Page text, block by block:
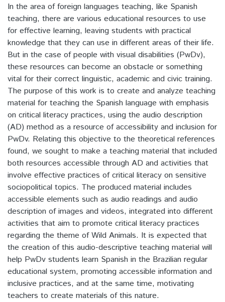
In the area of foreign languages teaching, like Spanish
teaching, there are various educational resources to use
for effective learning, leaving students with practical
knowledge that they can use in different areas of their life.
But in the case of people with visual disabilities (PwDv),
these resources can become an obstacle or something
vital for their correct linguistic, academic and civic training.
The purpose of this work is to create and analyze teaching
material for teaching the Spanish language with emphasis
on critical literacy practices, using the audio description
(AD) method as a resource of accessibility and inclusion for
PwDv. Relating this objective to the theoretical references
found, we sought to make a teaching material that included
both resources accessible through AD and activities that
involve effective practices of critical literacy on sensitive
sociopolitical topics. The produced material includes
accessible elements such as audio readings and audio
description of images and videos, integrated into different
activities that aim to promote critical literacy practices
regarding the theme of Wild Animals. It is expected that
the creation of this audio-descriptive teaching material will
help PwDv students learn Spanish in the Brazilian regular
educational system, promoting accessible information and
inclusive practices, and at the same time, motivating
teachers to create materials of this nature.